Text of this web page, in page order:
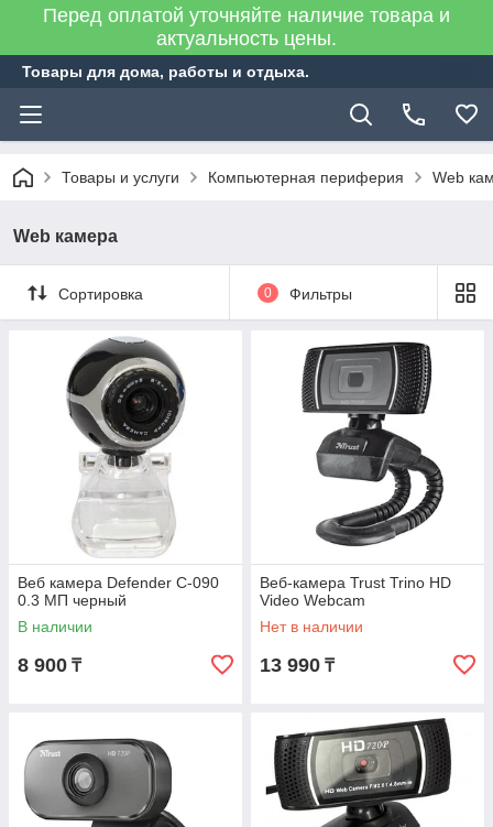
Перед оплатой уточняйте наличие товара и
актуальность цены.
Товары для дома, работы и отдыха.
Товары и услуги Компьютерная периферия Web
Web камера
Сортировка 0 Фильтры
Веб камера Defender C-090
0.3 МП черный
В наличии
8 900 ₸
Веб-камера Trust Trino HD
Video Webcam
Нет в наличии
13 990 ₸